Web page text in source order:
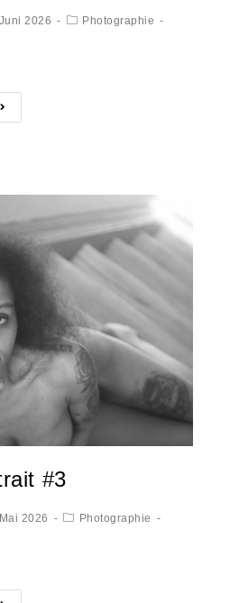
2026
Photographie
#3
2026
Photographie